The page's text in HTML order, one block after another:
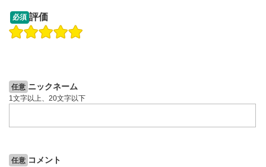
操作説明動画
必須 評価
任意 ニックネーム
1文字以上、20文字以下
任意 コメント